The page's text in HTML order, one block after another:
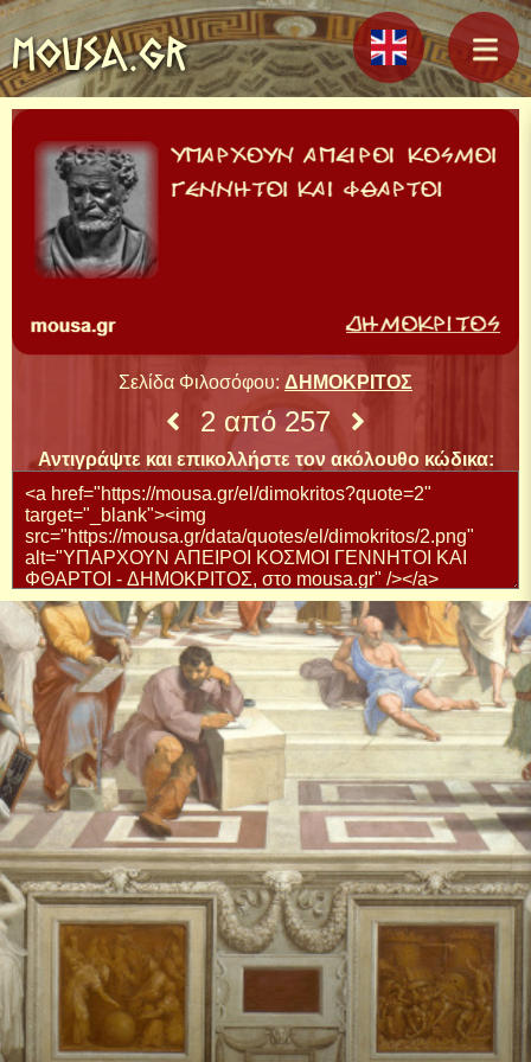
MOUSA.GR
Σελίδα Φιλοσόφου: ΔΗΜΟΚΡΙΤΟΣ
2 από 257
Αντιγράψτε και επικολλήστε τον ακόλουθο κώδικα: